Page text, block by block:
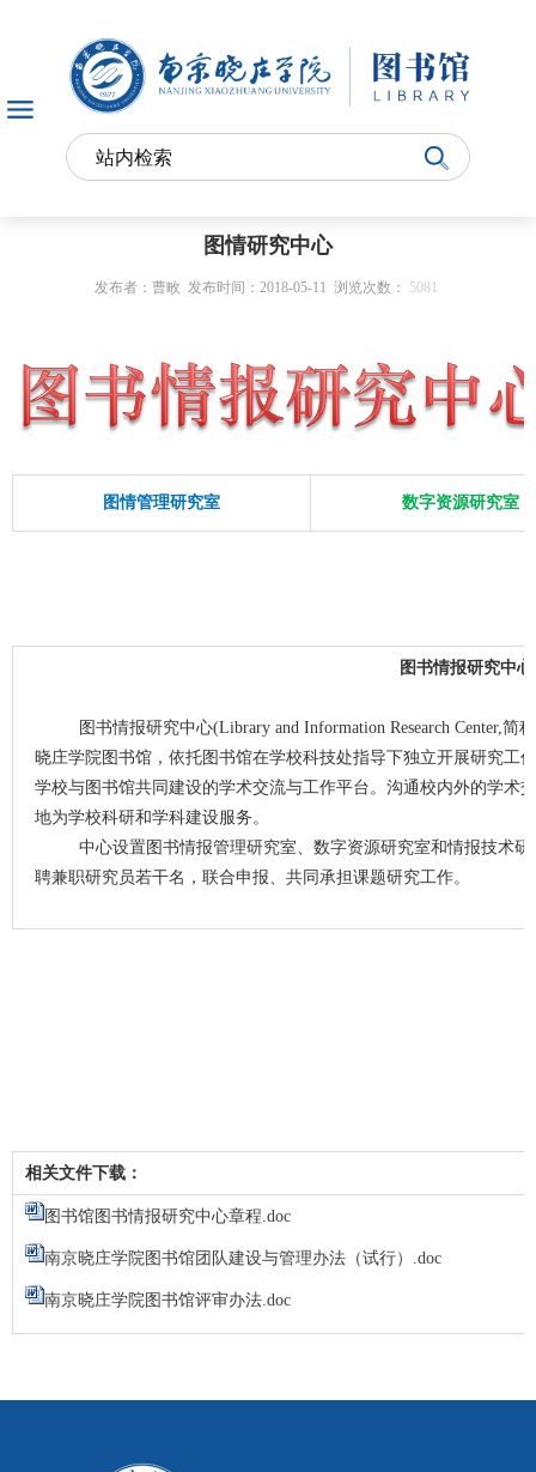
图情研究中心
发布者：曹畋 发布时间：2018-05-11 浏览次数： 5081
图情管理研究室 数字资源研究室
图书情报研究中
图书情报研究中心(Library and Information Research Center,简称
晓庄学院图书馆，依托图书馆在学校科技处指导下独立开展研究工
学校与图书馆共同建设的学术交流与工作平台。沟通校内外的学术
地为学校科研和学科建设服务。
中心设置图书情报管理研究室、数字资源研究室和情报技术
聘兼职研究员若干名，联合申报、共同承担课题研究工作。
相关文件下载：
图书馆图书情报研究中心章程.doc
南京晓庄学院图书馆团队建设与管理办法（试行）.doc
南京晓庄学院图书馆评审办法.doc